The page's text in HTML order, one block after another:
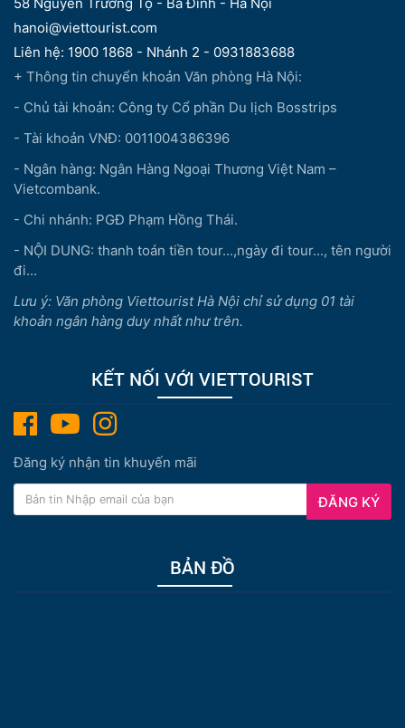
hanoi@viettourist.com
Liên hệ: 1900 1868 - Nhánh 2 - 0931883688
+ Thông tin chuyển khoản Văn phòng Hà Nội:
- Chủ tài khoản: Công ty Cổ phần Du lịch Bosstrips
- Tài khoản VNĐ: 0011004386396
- Ngân hàng: Ngân Hàng Ngoại Thương Việt Nam –
Vietcombank.
- Chi nhánh: PGĐ Phạm Hồng Thái.
- NỘI DUNG: thanh toán tiền tour...,ngày đi tour..., tên người
đi...
Lưu ý: Văn phòng Viettourist Hà Nội chỉ sử dụng 01 tài
khoản ngân hàng duy nhất như trên.
KẾT NỐI VỚI VIETTOURIST
Đăng ký nhận tin khuyến mãi
ĐĂNG KÝ
BẢN ĐỒ